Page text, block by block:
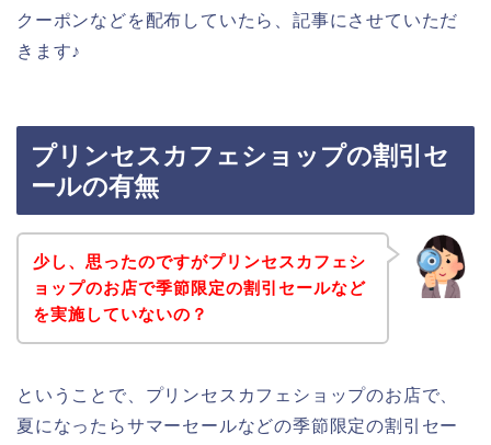
クーポンなどを配布していたら、記事にさせていただ
きます♪
プリンセスカフェショップの割引セ
ールの有無
少し、思ったのですがプリンセスカフェシ
ョップのお店で季節限定の割引セールなど
を実施していないの？
ということで、プリンセスカフェショップのお店で、
夏になったらサマーセールなどの季節限定の割引セー